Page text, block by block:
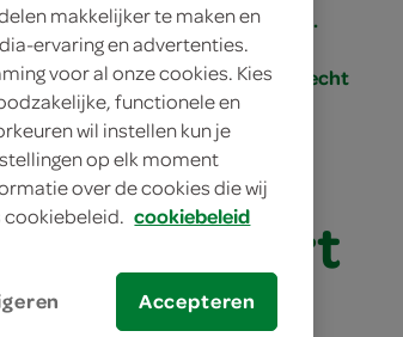
25 min.
nagerecht
en yoghurt
makkelijker te maken en
ervaring en advertenties.
voor al onze cookies. Kies
functionele en
wil instellen kun je
op elk moment
over de cookies die wij
cookiebeleid. cookiebeleid
Accepteren